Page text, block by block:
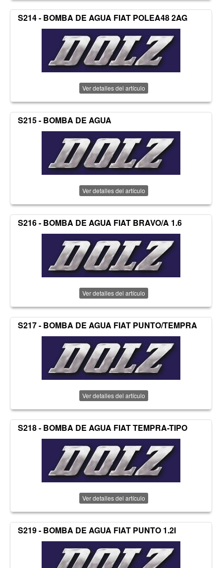
S214 - BOMBA DE AGUA FIAT POLEA48 2AG
Ver detalles del artículo
S215 - BOMBA DE AGUA
Ver detalles del artículo
S216 - BOMBA DE AGUA FIAT BRAVO/A 1.6
Ver detalles del artículo
S217 - BOMBA DE AGUA FIAT PUNTO/TEMPRA
Ver detalles del artículo
S218 - BOMBA DE AGUA FIAT TEMPRA-TIPO
Ver detalles del artículo
S219 - BOMBA DE AGUA FIAT PUNTO 1.2I